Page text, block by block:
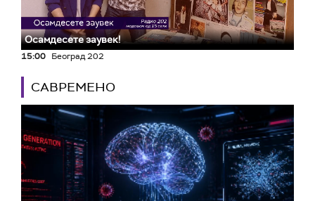
Осамдесете заувек!
15:00 Београд 202
САВРЕМЕНО